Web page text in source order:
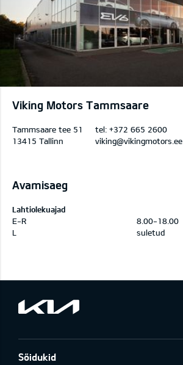
Viking Motors Tammsaare
Tammsaare tee 51
13415 Tallinn
tel: +372 665 2600
viking@vikingmotors.ee
Avamisaeg
Lahtiolekuajad
E-R
8.00-18.00
L
suletud
Sõidukid